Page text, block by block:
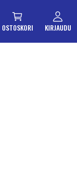
OSTOSKORI KIRJAUDU